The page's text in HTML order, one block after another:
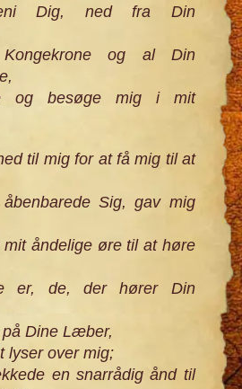
Dig, ned fra Din
og al Din
og besøge mig i mit
til mig for at få mig til at
Sig, gav mig
åndelige øre til at høre
er, de, der hører Din
Dine Læber,
lyser over mig;
en snarrådig ånd til